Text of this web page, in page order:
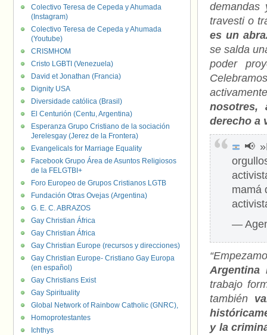
demandas
travesti o
es un
se salda
poder
nosotres,
derecho a
📢
mamá
—
Argentina
trabajo
también
y la
Colectivo Teresa de Cepeda y Ahumada
(Instagram)
Colectivo Teresa de Cepeda y Ahumada
(Youtube)
CRISMHOM
Cristo LGBTI (Venezuela)
David et Jonathan (Francia)
Dignity USA
Diversidade católica (Brasil)
El Centurión (Centu, Argentina)
Esperanza Grupo Cristiano de la sociación
Jerelesgay (Jerez de la Frontera)
Evangelicals for Marriage Equality
Facebook Grupo Área de Asuntos Religiosos
de la FELGTBI+
Foro Europeo de Grupos Cristianos LGTB
Fundación Otras Ovejas (Argentina)
G. E. C. ABRAZOS
Gay Christian África
Gay Christian África
Gay Christian Europe (recursos y direcciones)
Gay Christian Europe- Cristiano Gay Europa
(en español)
Gay Christians Exist
Gay Spirituality
Global Network of Rainbow Catholic (GNRC),
Homoprotestantes
Ichthys